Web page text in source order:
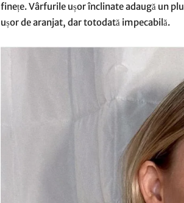
finețe. Vârfurile ușor înclinate adaugă un
ușor de aranjat, dar totodată impecabilă.